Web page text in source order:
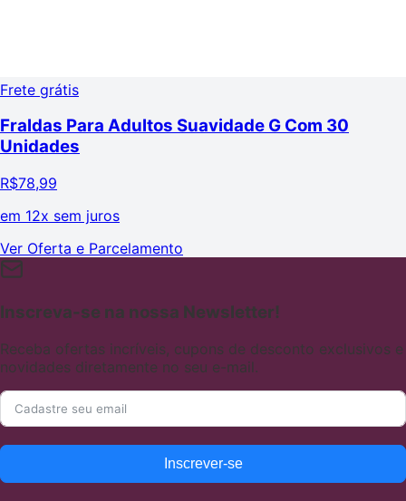
Frete grátis
Fraldas Para Adultos Suavidade G Com 30
Unidades
R$78,99
em 12x sem juros
Ver Oferta e Parcelamento
Inscreva-se na nossa Newsletter!
Receba ofertas incríveis, cupons de desconto exclusivos e
novidades diretamente no seu e-mail.
Inscrever-se